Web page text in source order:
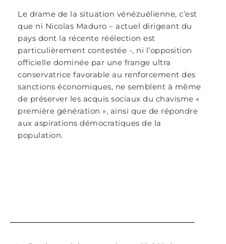
Le drame de la situation vénézuélienne, c’est
que ni Nicolas Maduro – actuel dirigeant du
pays dont la récente réélection est
particulièrement contestée -, ni l’opposition
officielle dominée par une frange ultra
conservatrice favorable au renforcement des
sanctions économiques, ne semblent à même
de préserver les acquis sociaux du chavisme «
première génération », ainsi que de répondre
aux aspirations démocratiques de la
population.